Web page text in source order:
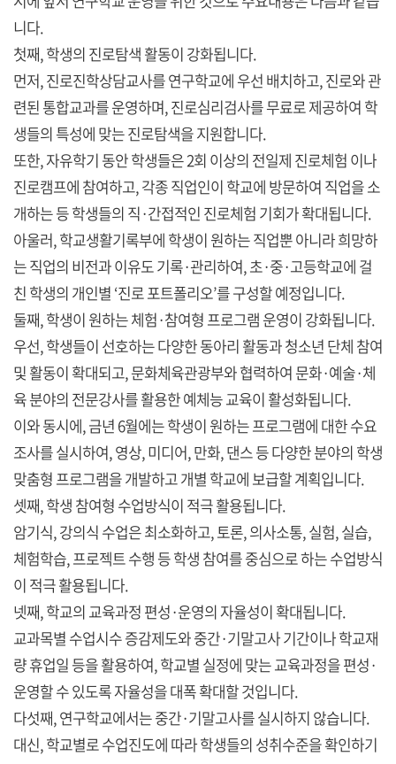
니다.
첫째, 학생의 진로탐색 활동이 강화됩니다.
먼저, 진로진학상담교사를 연구학교에 우선 배치하고, 진로와 관
련된 통합교과를 운영하며, 진로심리검사를 무료로 제공하여 학
생들의 특성에 맞는 진로탐색을 지원합니다.
또한, 자유학기 동안 학생들은 2회 이상의 전일제 진로체험 이나
진로캠프에 참여하고, 각종 직업인이 학교에 방문하여 직업을 소
개하는 등 학생들의 직·간접적인 진로체험 기회가 확대됩니다.
아울러, 학교생활기록부에 학생이 원하는 직업뿐 아니라 희망하
는 직업의 비전과 이유도 기록·관리하여, 초·중·고등학교에 걸
친 학생의 개인별 ‘진로 포트폴리오’를 구성할 예정입니다.
둘째, 학생이 원하는 체험·참여형 프로그램 운영이 강화됩니다.
우선, 학생들이 선호하는 다양한 동아리 활동과 청소년 단체 참여
및 활동이 확대되고, 문화체육관광부와 협력하여 문화·예술·체
육 분야의 전문강사를 활용한 예체능 교육이 활성화됩니다.
이와 동시에, 금년 6월에는 학생이 원하는 프로그램에 대한 수요
조사를 실시하여, 영상, 미디어, 만화, 댄스 등 다양한 분야의 학생
맞춤형 프로그램을 개발하고 개별 학교에 보급할 계획입니다.
셋째, 학생 참여형 수업방식이 적극 활용됩니다.
암기식, 강의식 수업은 최소화하고, 토론, 의사소통, 실험, 실습,
체험학습, 프로젝트 수행 등 학생 참여를 중심으로 하는 수업방식
이 적극 활용됩니다.
넷째, 학교의 교육과정 편성·운영의 자율성이 확대됩니다.
교과목별 수업시수 증감제도와 중간·기말고사 기간이나 학교재
량 휴업일 등을 활용하여, 학교별 실정에 맞는 교육과정을 편성·
운영할 수 있도록 자율성을 대폭 확대할 것입니다.
다섯째, 연구학교에서는 중간·기말고사를 실시하지 않습니다.
대신, 학교별로 수업진도에 따라 학생들의 성취수준을 확인하기